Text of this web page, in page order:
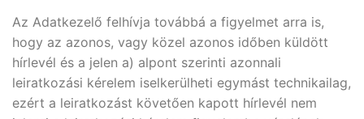
Az Adatkezelő felhívja továbbá a figyelmet arra is,
hogy az azonos, vagy közel azonos időben küldött
hírlevél és a jelen a) alpont szerinti azonnali
leiratkozási kérelem iselkerülheti egymást technikailag,
ezért a leiratkozást követően kapott hírlevél nem